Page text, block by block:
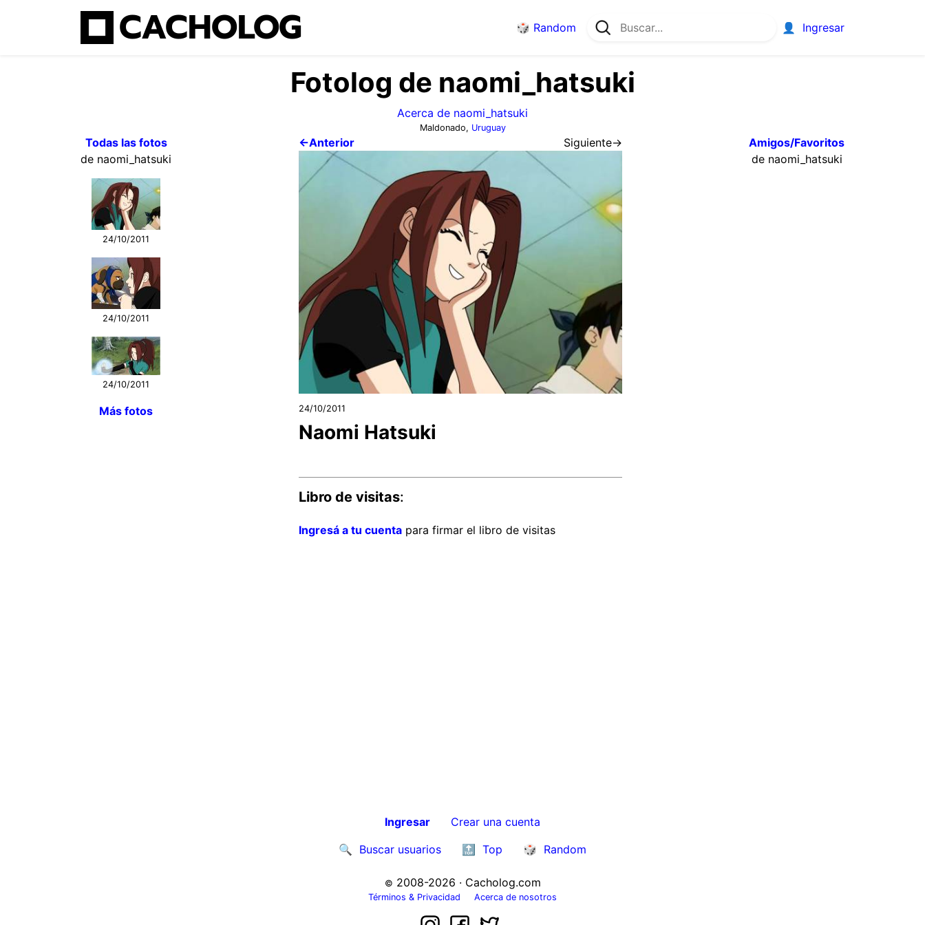
CACHOLOG 🎲 Random 👤 Ingresar
Fotolog de naomi_hatsuki
Acerca de naomi_hatsuki
Maldonado, Uruguay
←Anterior Siguiente→
24/10/2011
Naomi Hatsuki
Libro de visitas:
Ingresá a tu cuentapara firmar el libro de visitas
Todas las fotos
de naomi_hatsuki
24/10/2011
24/10/2011
24/10/2011
Más fotos
Amigos/Favoritos
de naomi_hatsuki
Ingresar
Crear una cuenta
🔍 Buscar usuarios 🔝 Top 🎲 Random
© 2008-2026 · Cacholog.com
Términos & Privacidad Acerca de nosotros